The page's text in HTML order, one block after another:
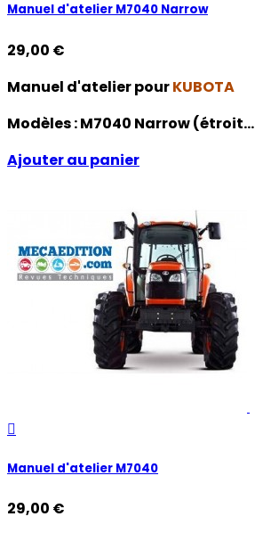
Manuel d'atelier M7040 Narrow
29,00 €
Manuel d'atelier pourKUBOTA
Modèles :M7040 Narrow (étroit...
Ajouter au panier

Manuel d'atelier M7040
29,00 €